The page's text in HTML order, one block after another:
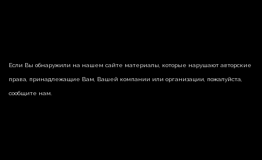
Если Вы обнаружили на нашем сайте материалы, которые нарушают авторские
права, принадлежащие Вам, Вашей компании или организации, пожалуйста,
сообщите нам.